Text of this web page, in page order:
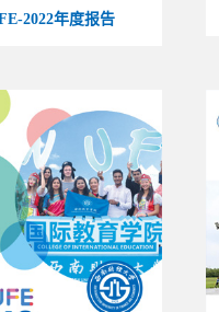
2022年度报告